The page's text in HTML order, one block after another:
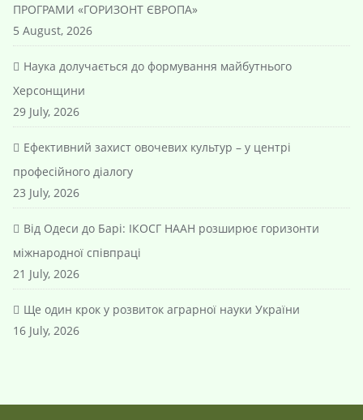
ПРОГРАМИ «ГОРИЗОНТ ЄВРОПА»
5 August, 2026
Наука долучається до формування майбутнього
Херсонщини
29 July, 2026
Ефективний захист овочевих культур – у центрі
професійного діалогу
23 July, 2026
Від Одеси до Барі: ІКОСГ НААН розширює горизонти
міжнародної співпраці
21 July, 2026
Ще один крок у розвиток аграрної науки України
16 July, 2026